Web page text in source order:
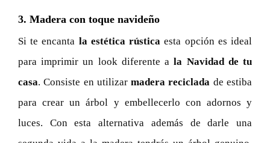
3. Madera con toque navideño
Si te encanta la estética rústica esta opción es ideal
para imprimir un look diferente a la Navidad de tu
casa. Consiste en utilizarmadera reciclada de estiba
para crear un árbol y embellecerlo con adornos y
luces. Con esta alternativa además de darle una